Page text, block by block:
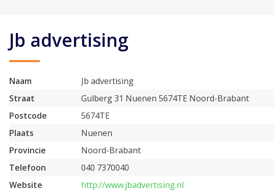
Jb advertising
Naam
Jb advertising
Straat
Gulberg 31 Nuenen 5674TE Noord-Brabant
Postcode
5674TE
Plaats
Nuenen
Provincie
Noord-Brabant
Telefoon
040 7370040
Website
http://www.jbadvertising.nl